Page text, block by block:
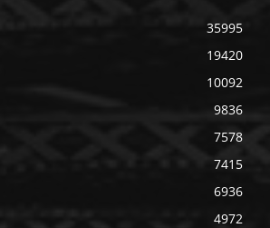
35995
19420
10092
9836
7578
7415
6936
4972